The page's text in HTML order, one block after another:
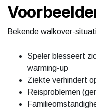
Bekende walkover-
Speler blesseert
warming-up
Ziekte verhindert
Reisproblemen